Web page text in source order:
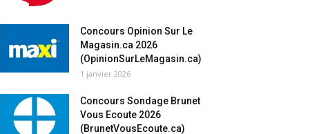
Concours Opinion Sur Le
Magasin.ca 2026
(OpinionSurLeMagasin.ca)
1 janvier 2026
Concours Sondage Brunet
Vous Ecoute 2026
(BrunetVousEcoute.ca)